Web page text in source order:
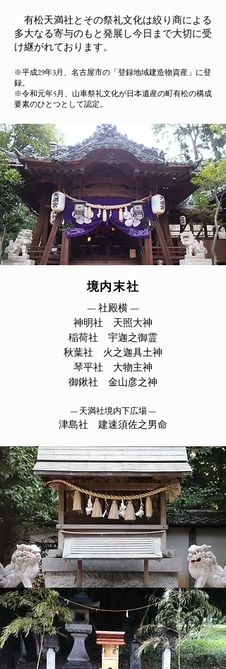
有松天満社とその祭礼文化は絞り商による
多大なる寄与のもと発展し今日まで大切に受
け継がれております。
※平成29年3月、名古屋市の「登録地域建造物資産」に登
録。
※令和元年5月、山車祭礼文化が日本遺産の町有松の構成
要素のひとつとして認定。
​境内末社
— 社殿横 —
神明社 天照大神
稲荷社 宇迦之御霊
秋葉社 火之迦具土神
琴平社 大物主神
御鍬社 金山彦之神
— 天満社境内下広場 —
津島社 建速須佐之男命